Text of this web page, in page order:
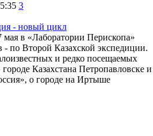
3
- новый цикл
в «Лаборатории Перископа»
- по Второй Казахской экспедиции.
и редко посещаемых
Казахстана Петропавловске и
о городе на Иртыше